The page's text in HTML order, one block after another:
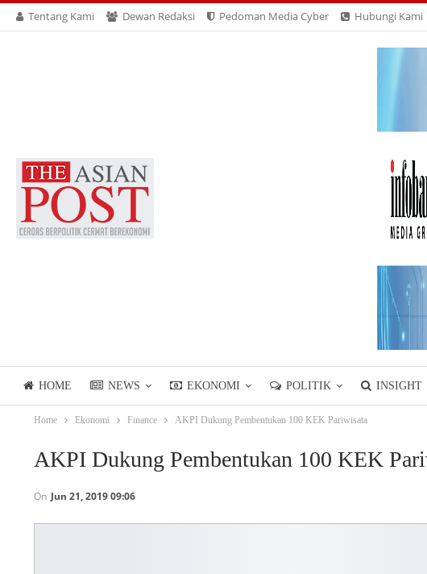
Tentang Kami Dewan Redaksi Pedoman Media Cyber Hubungi Kami
HOME NEWS EKONOMI POLITIK INSIGHT
LIFESTYLE ASIANPOSTTV
Home Ekonomi Finance AKPI Dukung Pembentukan 100 KEK Pariwisata
AKPI Dukung Pembentukan 100 KEK
On Jun 21, 2019 09:06